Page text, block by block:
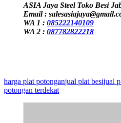
ASIA Jaya Steel Toko Besi
Email :
WA 1 : 085222140109
WA 2 : 087782822218
harga plat potonganjual plat besijual
potongan terdekat